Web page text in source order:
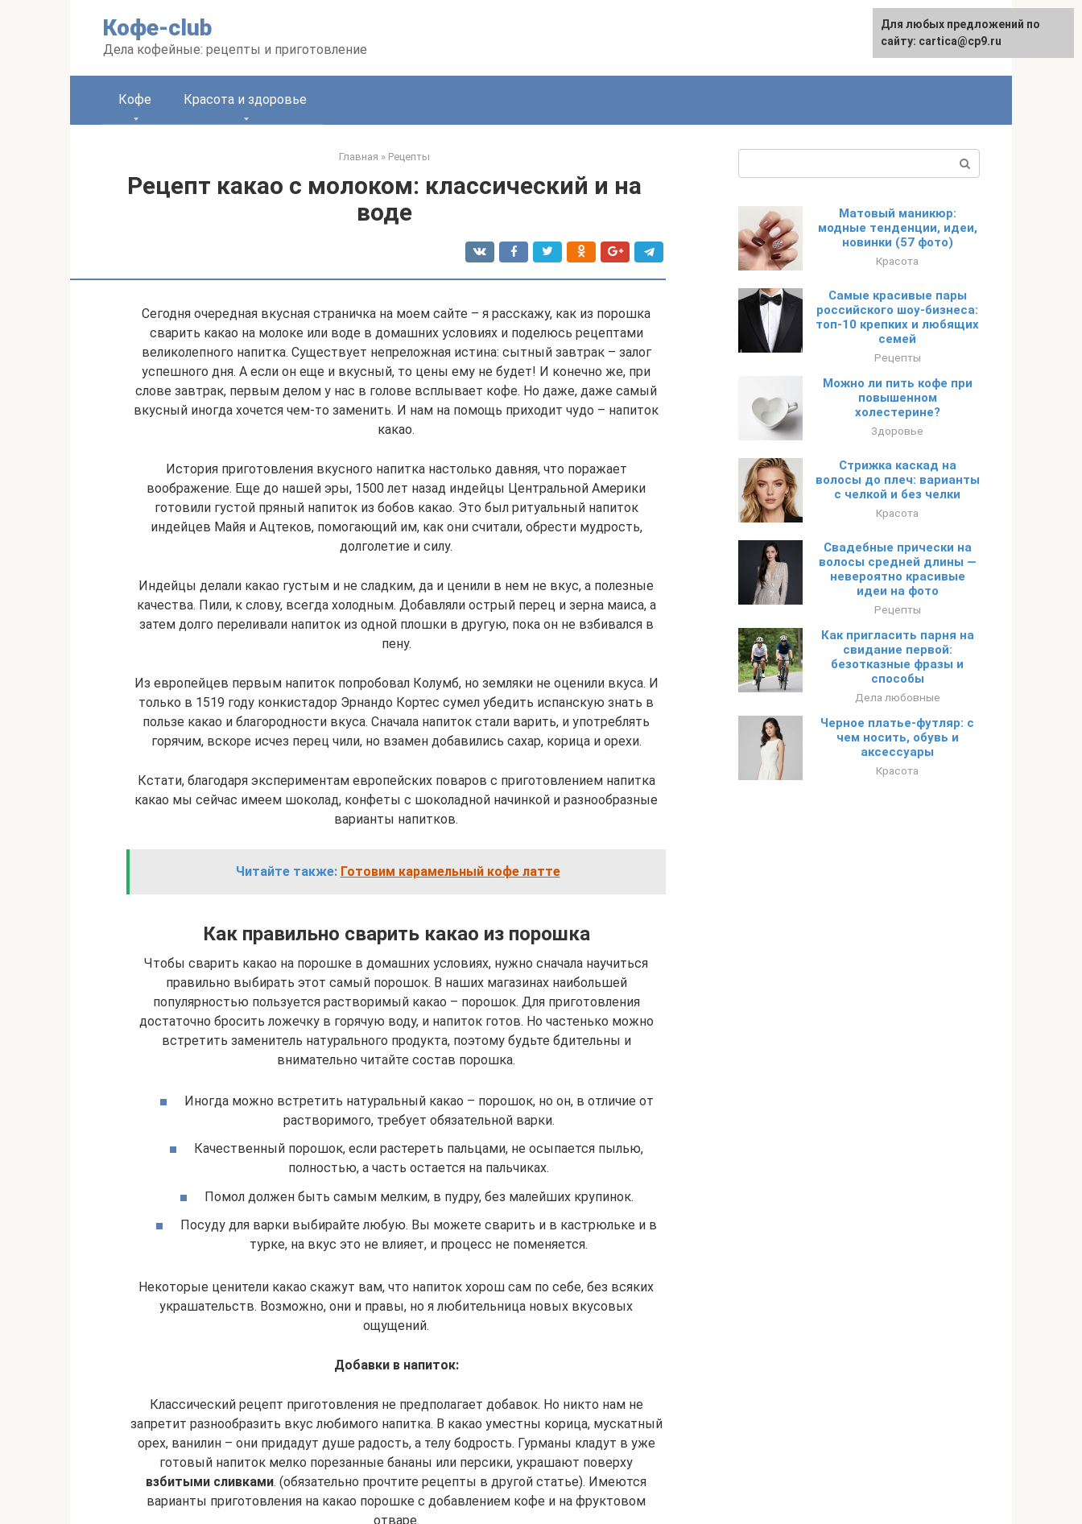
Кофе-club
Дела кофейные: рецепты и приготовление
English
Кофе Красота и здоровье
Главная » Рецепты
Рецепт какао с молоком: классический и на
воде
Сегодня очередная вкусная страничка на моем сайте – я расскажу, как из порошка
сварить какао на молоке или воде в домашних условиях и поделюсь рецептами
великолепного напитка. Существует непреложная истина: сытный завтрак – залог
успешного дня. А если он еще и вкусный, то цены ему не будет! И конечно же, при
слове завтрак, первым делом у нас в голове всплывает кофе. Но даже, даже самый
вкусный иногда хочется чем-то заменить. И нам на помощь приходит чудо – напиток
какао.
История приготовления вкусного напитка настолько давняя, что поражает
воображение. Еще до нашей эры, 1500 лет назад индейцы Центральной Америки
готовили густой пряный напиток из бобов какао. Это был ритуальный напиток
индейцев Майя и Ацтеков, помогающий им, как они считали, обрести мудрость,
долголетие и силу.
Индейцы делали какао густым и не сладким, да и ценили в нем не вкус, а полезные
качества. Пили, к слову, всегда холодным. Добавляли острый перец и зерна маиса, а
затем долго переливали напиток из одной плошки в другую, пока он не взбивался в
пену.
Из европейцев первым напиток попробовал Колумб, но земляки не оценили вкуса. И
только в 1519 году конкистадор Эрнандо Кортес сумел убедить испанскую знать в
пользе какао и благородности вкуса. Сначала напиток стали варить, и употреблять
горячим, вскоре исчез перец чили, но взамен добавились сахар, корица и орехи.
Кстати, благодаря экспериментам европейских поваров с приготовлением напитка
какао мы сейчас имеем шоколад, конфеты с шоколадной начинкой и разнообразные
варианты напитков.
Читайте также: Готовим карамельный кофе латте
Как правильно сварить какао из порошка
Чтобы сварить какао на порошке в домашних условиях, нужно сначала научиться
правильно выбирать этот самый порошок. В наших магазинах наибольшей
популярностью пользуется растворимый какао – порошок. Для приготовления
достаточно бросить ложечку в горячую воду, и напиток готов. Но частенько можно
встретить заменитель натурального продукта, поэтому будьте бдительны и
внимательно читайте состав порошка.
Иногда можно встретить натуральный какао – порошок, но он, в отличие от
растворимого, требует обязательной варки.
Качественный порошок, если растереть пальцами, не осыпается пылью,
полностью, а часть остается на пальчиках.
Помол должен быть самым мелким, в пудру, без малейших крупинок.
Посуду для варки выбирайте любую. Вы можете сварить и в кастрюльке и в
турке, на вкус это не влияет, и процесс не поменяется.
Некоторые ценители какао скажут вам, что напиток хорош сам по себе, без всяких
украшательств. Возможно, они и правы, но я любительница новых вкусовых
ощущений.
Добавки в напиток:
Классический рецепт приготовления не предполагает добавок. Но никто нам не
запретит разнообразить вкус любимого напитка. В какао уместны корица, мускатный
орех, ванилин – они придадут душе радость, а телу бодрость. Гурманы кладут в уже
готовый напиток мелко порезанные бананы или персики, украшают поверху
взбитыми сливками. (обязательно прочтите рецепты в другой статье). Имеются
варианты приготовления на какао порошке с добавлением кофе и на фруктовом
отваре.
Матовый маникюр:
модные тенденции, идеи,
новинки (57 фото)
Красота
Самые красивые пары
российского шоу-бизнеса:
топ-10 крепких и любящих
семей
Рецепты
Можно ли пить кофе при
повышенном
холестерине?
Здоровье
Стрижка каскад на
волосы до плеч: варианты
с челкой и без челки
Красота
Свадебные прически на
волосы средней длины —
невероятно красивые
идеи на фото
Рецепты
Как пригласить парня на
свидание первой:
безотказные фразы и
способы
Дела любовные
Черное платье-футляр: с
чем носить, обувь и
аксессуары
Красота
Для любых предложений по
сайту: cartica@cp9.ru